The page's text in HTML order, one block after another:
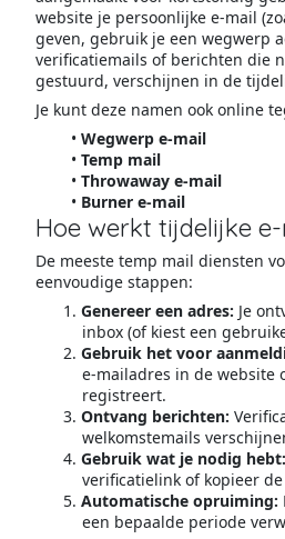
website je persoonlijke e-mail
geven, gebruik je een wegwerp
verificatiemails of berichten die
gestuurd, verschijnen in de
Je kunt deze namen ook online
Wegwerp e-mail
Temp mail
Throwaway e-mail
Burner e-mail
Hoe werkt tijdelijke
De meeste temp mail diensten
eenvoudige stappen:
Genereer een adres: Je
inbox (of kiest een
Gebruik het voor
e-mailadres in de website
registreert.
Ontvang berichten:
welkomstemails
Gebruik wat je nodig hebt:
verificatielink of kopieer de
Automatische opruiming:
een bepaalde periode